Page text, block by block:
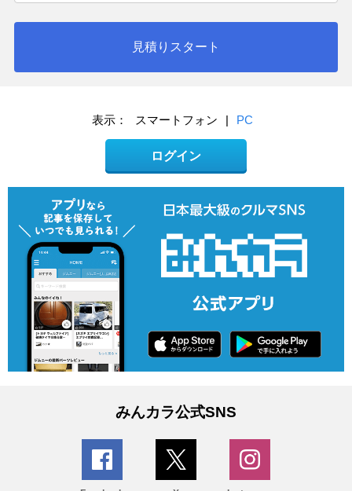
見積りスタート
表示： スマートフォン | PC
ログイン
みんカラ公式SNS